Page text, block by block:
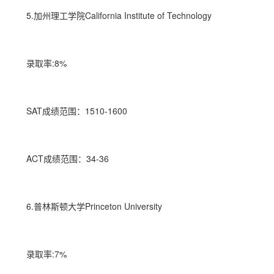
5.加州理工学院California Institute of Technology
录取率:8%
SAT成绩范围：1510-1600
ACT成绩范围：34-36
6.普林斯顿大学Princeton University
录取率:7%